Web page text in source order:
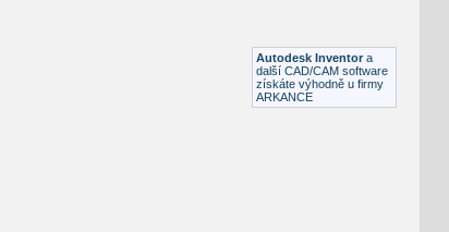
Autodesk Inventor a
další CAD/CAM software
získáte výhodně u firmy
ARKANCE